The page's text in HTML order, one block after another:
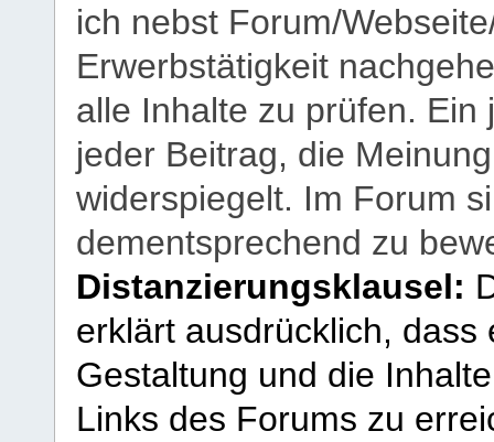
ich nebst Forum/
Erwerbstätigkeit
alle Inhalte zu prüfen.
jeder Beitrag, die
widerspiegelt. Im Forum
dementsprechend zu
Distanzierungsklausel:
erklärt ausdrücklich,
Gestaltung und die
Links des Forums zu